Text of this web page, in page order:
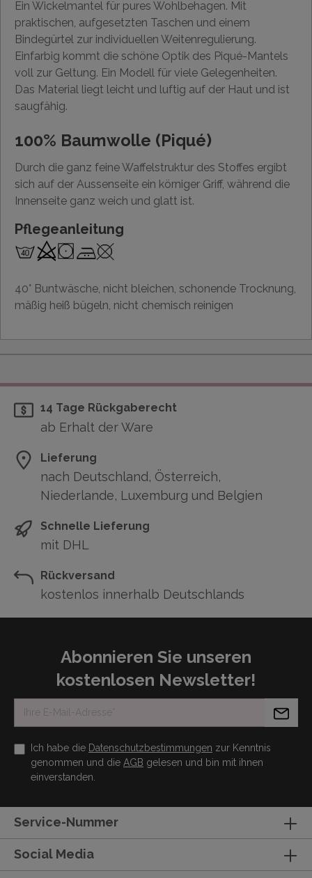
Ein Wickelmantel für pures Wohlbehagen. Mit
praktischen, aufgesetzten Taschen und einem
Bindegürtel zur individuellen Weitenregulierung.
Einfarbig kommt die schöne Optik des Piqué-Mantels
voll zur Geltung. Ein Modell für viele Gelegenheiten.
Das Material liegt leicht und luftig auf der Haut und ist
saugfähig.
100% Baumwolle (Piqué)
Durch die ganz feine Waffelstruktur des Stoffes ergibt
sich auf der Aussenseite ein körniger Griff, während die
Innenseite ganz weich und glatt ist.
Pflegeanleitung
40° Buntwäsche, nicht bleichen, schonende Trocknung,
mäßig heiß bügeln, nicht chemisch reinigen
14 Tage Rückgaberecht
ab Erhalt der Ware
Lieferung
nach Deutschland, Österreich,
Niederlande, Luxemburg und Belgien
Schnelle Lieferung
mit DHL
Rückversand
kostenlos innerhalb Deutschlands
Abonnieren Sie unseren
kostenlosen Newsletter!
Ich habe die Datenschutzbestimmungen zur Kenntnis
genommen und die AGB gelesen und bin mit ihnen
einverstanden.
Service-Nummer
Social Media